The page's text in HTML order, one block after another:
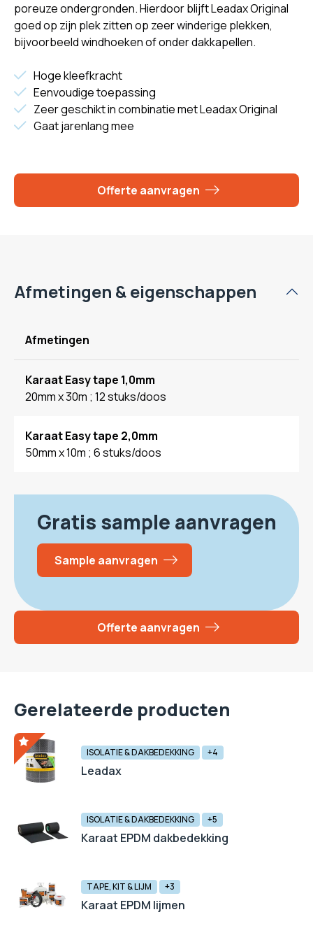
poreuze ondergronden. Hierdoor blijft Leadax Original
goed op zijn plek zitten op zeer winderige plekken,
bijvoorbeeld windhoeken of onder dakkapellen.
Hoge kleefkracht
Eenvoudige toepassing
Zeer geschikt in combinatie met Leadax Original
Gaat jarenlang mee
Offerte aanvragen
Afmetingen & eigenschappen
Afmetingen
Karaat Easy tape 1,0mm
20mm x 30m ; 12 stuks/doos
Karaat Easy tape 2,0mm
50mm x 10m ; 6 stuks/doos
Gratis sample aanvragen
Sample aanvragen
Offerte aanvragen
Gerelateerde producten
ISOLATIE & DAKBEDEKKING +4
Leadax
ISOLATIE & DAKBEDEKKING +5
Karaat EPDM dakbedekking
TAPE, KIT & LIJM +3
Karaat EPDM lijmen